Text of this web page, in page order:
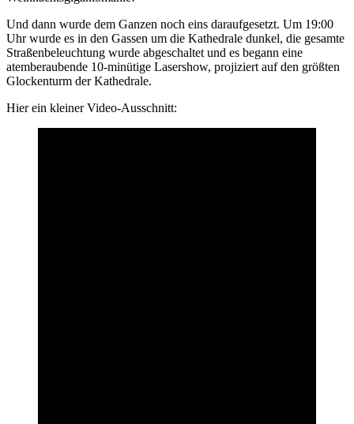
Und dann wurde dem Ganzen noch eins daraufgesetzt. Um 19:00
Uhr wurde es in den Gassen um die Kathedrale dunkel, die gesamte
Straßenbeleuchtung wurde abgeschaltet und es begann eine
atemberaubende 10-minütige Lasershow, projiziert auf den größten
Glockenturm der Kathedrale.
Hier ein kleiner Video-Ausschnitt: